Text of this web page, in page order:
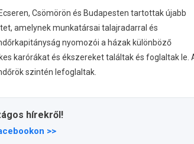
Csömörön és Budapesten tartottak újabb
amelynek munkatársai talajradarral és
nyomozói a házak különböző
karórákat és ékszereket találtak és foglaltak le.
szintén lefoglaltak.
hírekről!
>>